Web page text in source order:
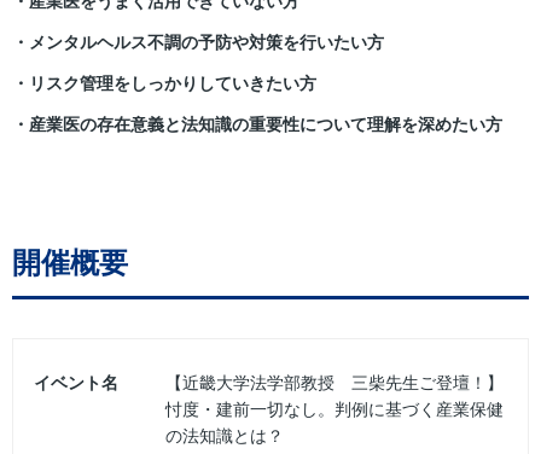
・メンタルヘルス不調の予防や対策を行いたい方
・リスク管理をしっかりしていきたい方
・産業医の存在意義と法知識の重要性について理解を深めたい方
開催概要
イベント名
【近畿大学法学部教授 三柴先生ご登壇！】
忖度・建前一切なし。判例に基づく産業保健
の法知識とは？